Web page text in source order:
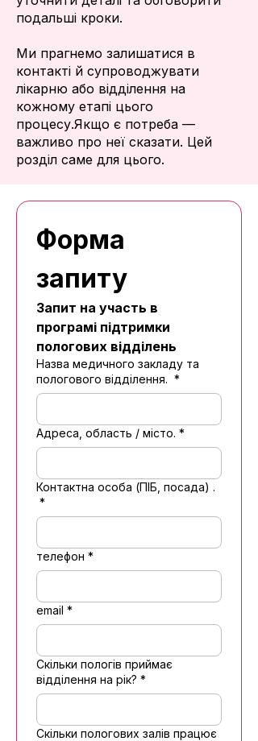
подальші кроки.
Ми прагнемо залишатися в
контакті й супроводжувати
лікарню або відділення на
кожному етапі цього
процесу.Якщо є потреба —
важливо про неї сказати. Цей
розділ саме для цього.
Форма
запиту
Запит на участь в
програмі підтримки
пологових відділень
Назва медичного закладу та
пологового відділення. *
Адреса, область / місто. *
Контактна особа (ПІБ, посада) .
*
телефон *
email *
Скільки пологів приймає
відділення на рік? *
Скільки пологових залів працює